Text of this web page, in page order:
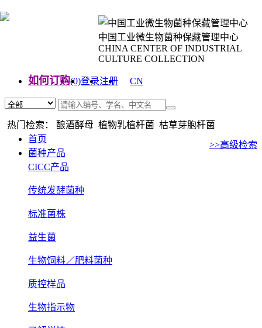
中国工业微生物菌种保藏管理中心
CHINA CENTER OF INDUSTRIAL
CULTURE COLLECTION
如何订购(0)登录注册
CN
热门检索： 酿酒酵母 植物乳植杆菌 枯草芽胞杆菌
>>高级检索
首页
菌种产品
CICC产品
传统发酵菌种
标准菌株
益生菌
生物饲料／肥料菌种
质控样品
生物指示物